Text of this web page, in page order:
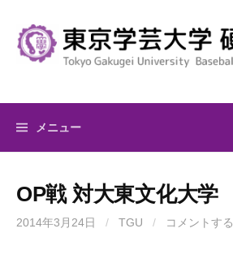
キ
メニュー
OP戦 対大東文化大学
2014年3月24日 / TGU / コメントする